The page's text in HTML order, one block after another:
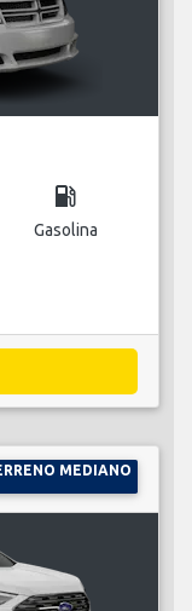
local_gas_station
Gasolina
MEDIANO